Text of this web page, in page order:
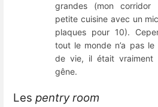
grandes (mon
petite cuisine avec un
plaques pour 10).
tout le monde n’a pas le
de vie, il était vraiment
gêne.
Les pentry room